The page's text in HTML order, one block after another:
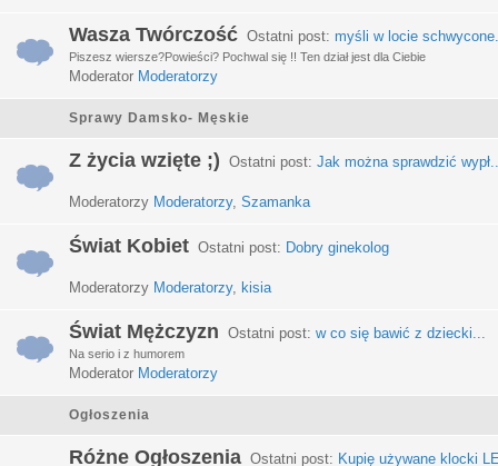
Wasza Twórczość Ostatni post: myśli w locie
Piszesz wiersze?Powieści? Pochwal się !! Ten dział jest dla Ciebie
Moderator Moderatorzy
Sprawy Damsko- Męskie
Z życia wzięte ;) Ostatni post: Jak można sprawdzić
Moderatorzy Moderatorzy, Szamanka
Świat Kobiet Ostatni post: Dobry ginekolog
Moderatorzy Moderatorzy, kisia
Świat Mężczyzn Ostatni post: w co się bawić z dziecki...
Na serio i z humorem
Moderator Moderatorzy
Ogłoszenia
Różne Ogłoszenia Ostatni post: Kupię używane klocki